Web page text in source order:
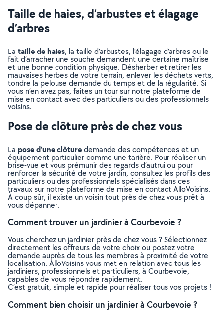
Taille de haies, d’arbustes et élagage
d’arbres
La taille de haies, la taille d’arbustes, l’élagage d’arbres ou le
fait d’arracher une souche demandent une certaine maîtrise
et une bonne condition physique. Désherber et retirer les
mauvaises herbes de votre terrain, enlever les déchets verts,
tondre la pelouse demande du temps et de la régularité. Si
vous n’en avez pas, faites un tour sur notre plateforme de
mise en contact avec des particuliers ou des professionnels
voisins.
Pose de clôture près de chez vous
La pose d’une clôturedemande des compétences et un
équipement particulier comme une tarière. Pour réaliser un
brise-vue et vous prémunir des regards d’autrui ou pour
renforcer la sécurité de votre jardin, consultez les profils des
particuliers ou des professionnels spécialisés dans ces
travaux sur notre plateforme de mise en contact AlloVoisins.
À coup sûr, il existe un voisin tout près de chez vous prêt à
vous dépanner.
Comment trouver un jardinier à Courbevoie ?
Vous cherchez un jardinier près de chez vous ? Sélectionnez
directement les offreurs de votre choix ou postez votre
demande auprès de tous les membres à proximité de votre
localisation. AlloVoisins vous met en relation avec tous les
jardiniers, professionnels et particuliers, à Courbevoie,
capables de vous répondre rapidement.
C’est gratuit, simple et rapide pour réaliser tous vos projets !
Comment bien choisir un jardinier à Courbevoie ?